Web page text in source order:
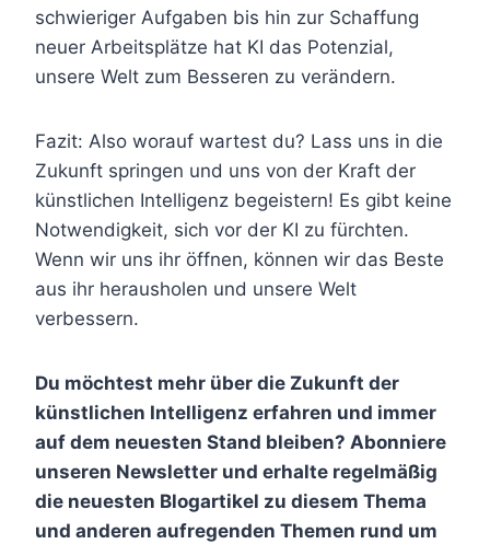
schwieriger Aufgaben bis hin zur Schaffung
neuer Arbeitsplätze hat KI das Potenzial,
unsere Welt zum Besseren zu verändern.
Fazit: Also worauf wartest du? Lass uns in die
Zukunft springen und uns von der Kraft der
künstlichen Intelligenz begeistern! Es gibt keine
Notwendigkeit, sich vor der KI zu fürchten.
Wenn wir uns ihr öffnen, können wir das Beste
aus ihr herausholen und unsere Welt
verbessern.
Du möchtest mehr über die Zukunft der
künstlichen Intelligenz erfahren und immer
auf dem neuesten Stand bleiben? Abonniere
unseren Newsletter und erhalte regelmäßig
die neuesten Blogartikel zu diesem Thema
und anderen aufregenden Themen rund um